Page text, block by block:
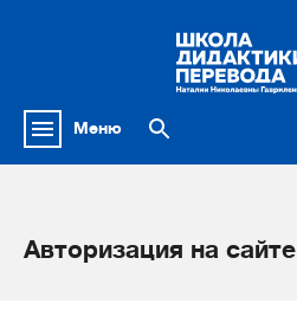
Меню
Авторизация на сайте